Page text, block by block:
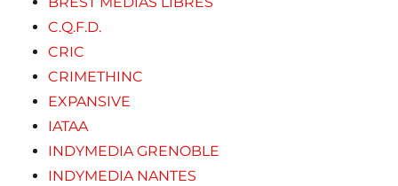
C.Q.F.D.
CRIC
CRIMETHINC
EXPANSIVE
IATAA
INDYMEDIA GRENOBLE
INDYMEDIA NANTES